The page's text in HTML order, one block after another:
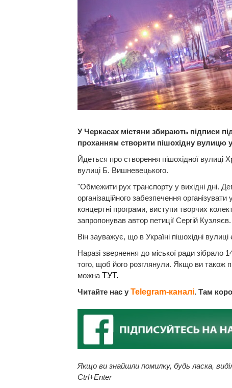
У Черкасах містяни збирають підписи
проханням створити пішохідну вулицю у
Йдеться про створення пішохідної вулиці
вулиці Б. Вишневецького.
"Обмежити рух транспорту у вихідні дні.
організаційного забезпечення організувати
концертні програми, виступи творчих
запропонував автор петиції Сергій Кузляєв.
Він зауважує, що в Україні пішохідні
Наразі звернення до міської ради зібрало
того, щоб його розглянули. Якщо ви також
можна ТУТ.
Читайте нас у Telegram-каналі. Там
Якщо ви знайшли помилку, будь ласка,
Ctrl+Enter